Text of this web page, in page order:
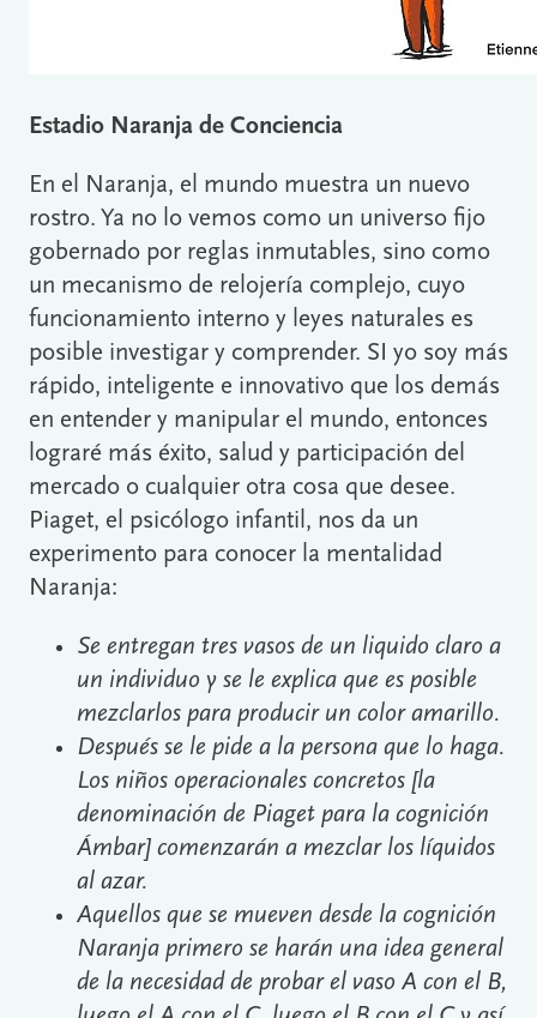
Estadio Naranja de Conciencia
En el Naranja, el mundo muestra un nuevo
rostro. Ya no lo vemos como un universo fijo
gobernado por reglas inmutables, sino como
un mecanismo de relojería complejo, cuyo
funcionamiento interno y leyes naturales es
posible investigar y comprender. SI yo soy más
rápido, inteligente e innovativo que los demás
en entender y manipular el mundo, entonces
lograré más éxito, salud y participación del
mercado o cualquier otra cosa que desee.
Piaget, el psicólogo infantil, nos da un
experimento para conocer la mentalidad
Naranja:
Se entregan tres vasos de un liquido claro a
un individuo y se le explica que es posible
mezclarlos para producir un color amarillo.
Después se le pide a la persona que lo haga.
Los niños operacionales concretos [la
denominación de Piaget para la cognición
Ámbar] comenzarán a mezclar los líquidos
al azar.
Aquellos que se mueven desde la cognición
Naranja primero se harán una idea general
de la necesidad de probar el vaso A con el B,